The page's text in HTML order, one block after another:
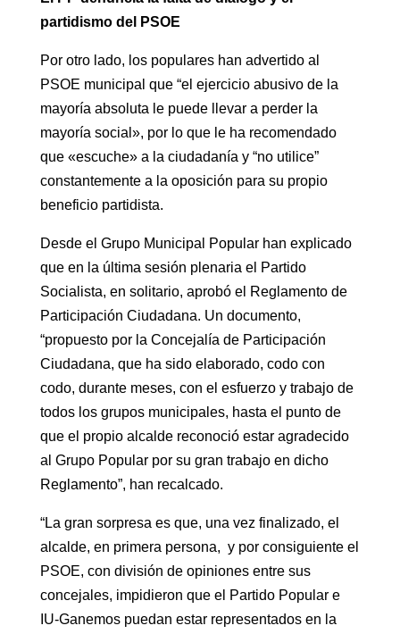
partidismo del PSOE
Por otro lado, los populares han advertido al
PSOE municipal que “el ejercicio abusivo de la
mayoría absoluta le puede llevar a perder la
mayoría social», por lo que le ha recomendado
que «escuche» a la ciudadanía y “no utilice”
constantemente a la oposición para su propio
beneficio partidista.
Desde el Grupo Municipal Popular han explicado
que en la última sesión plenaria el Partido
Socialista, en solitario, aprobó el Reglamento de
Participación Ciudadana. Un documento,
“propuesto por la Concejalía de Participación
Ciudadana, que ha sido elaborado, codo con
codo, durante meses, con el esfuerzo y trabajo de
todos los grupos municipales, hasta el punto de
que el propio alcalde reconoció estar agradecido
al Grupo Popular por su gran trabajo en dicho
Reglamento”, han recalcado.
“La gran sorpresa es que, una vez finalizado, el
alcalde, en primera persona, y por consiguiente el
PSOE, con división de opiniones entre sus
concejales, impidieron que el Partido Popular e
IU-Ganemos puedan estar representados en la